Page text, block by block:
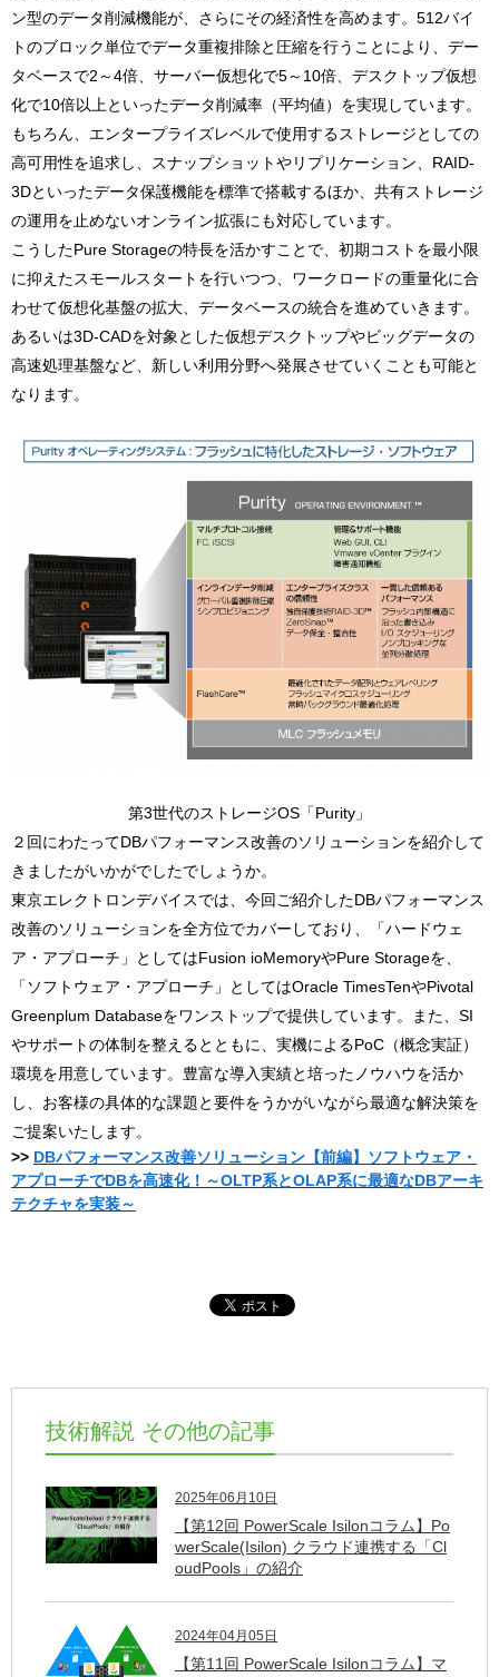
ン型のデータ削減機能が、さらにその経済性を高めます。512バイ
トのブロック単位でデータ重複排除と圧縮を行うことにより、デー
タベースで2～4倍、サーバー仮想化で5～10倍、デスクトップ仮想
化で10倍以上といったデータ削減率（平均値）を実現しています。
もちろん、エンタープライズレベルで使用するストレージとしての
高可用性を追求し、スナップショットやリプリケーション、RAID-
3Dといったデータ保護機能を標準で搭載するほか、共有ストレージ
の運用を止めないオンライン拡張にも対応しています。
こうしたPure Storageの特長を活かすことで、初期コストを最小限
に抑えたスモールスタートを行いつつ、ワークロードの重量化に合
わせて仮想化基盤の拡大、データベースの統合を進めていきます。
あるいは3D-CADを対象とした仮想デスクトップやビッグデータの
高速処理基盤など、新しい利用分野へ発展させていくことも可能と
なります。
第3世代のストレージOS「Purity」
２回にわたってDBパフォーマンス改善のソリューションを紹介して
きましたがいかがでしたでしょうか。
東京エレクトロンデバイスでは、今回ご紹介したDBパフォーマンス
改善のソリューションを全方位でカバーしており、「ハードウェ
ア・アプローチ」としてはFusion ioMemoryやPure Storageを、
「ソフトウェア・アプローチ」としてはOracle TimesTenやPivotal
Greenplum Databaseをワンストップで提供しています。また、SI
やサポートの体制を整えるとともに、実機によるPoC（概念実証）
環境を用意しています。豊富な導入実績と培ったノウハウを活か
し、お客様の具体的な課題と要件をうかがいながら最適な解決策を
ご提案いたします。
>> DBパフォーマンス改善ソリューション【前編】ソフトウェア・
アプローチでDBを高速化！～OLTP系とOLAP系に最適なDBアーキ
テクチャを実装～
技術解説 その他の記事
2025年06月10日
【第12回 PowerScale Isilonコラム】Po
werScale(Isilon) クラウド連携する「Cl
oudPools」の紹介
2024年04月05日
【第11回 PowerScale Isilonコラム】マ